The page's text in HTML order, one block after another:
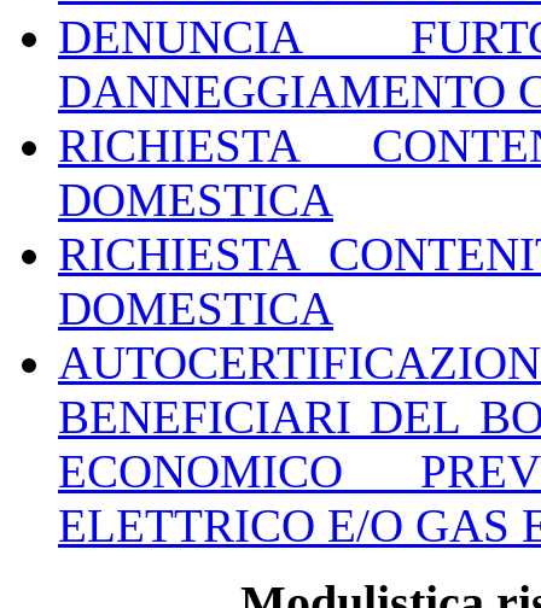
DENUNCIA
DANNEGGIAMENTO
RICHIESTA
DOMESTICA
RICHIESTA
DOMESTICA
BENEFICIARI DEL
ECONOMICO
ELETTRICO E/O GAS